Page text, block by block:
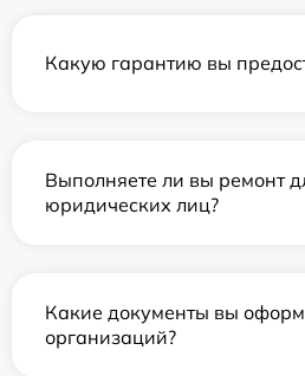
Какую гарантию вы
Выполняете ли вы ремонт
юридических лиц?
Какие документы вы
организаций?